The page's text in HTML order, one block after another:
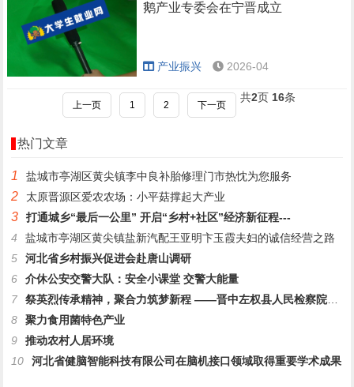
鹅产业专委会在宁晋成立
产业振兴 2026-04
上一页 1 2 下一页
共2页 16条
热门文章
1 盐城市亭湖区黄尖镇李中良补胎修理门市热忱为您服务
2 太原晋源区爱农农场：小平菇撑起大产业
3
打通城乡“最后一公里” 开启“乡村+社区”经济新征程---
4
盐城市亭湖区黄尖镇盐新汽配王亚明卞玉霞夫妇的诚信经营之路
5
河北省乡村振兴促进会赴唐山调研
6
介休公安交警大队：安全小课堂 交警大能量
7
祭英烈传承精神，聚合力筑梦新程 ——晋中左权县人民检察院开展
8
聚力食用菌特色产业
9
推动农村人居环境
10
河北省健脑智能科技有限公司在脑机接口领域取得重要学术成果